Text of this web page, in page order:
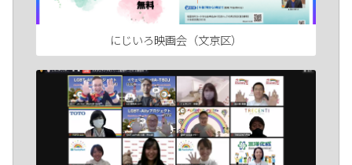
にじいろ映画会（文京区）